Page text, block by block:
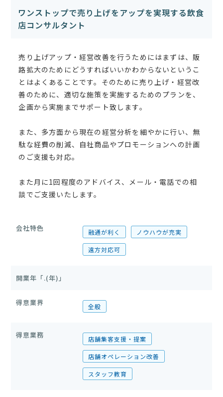
ワンストップで売り上げをアップを実現する飲食
店コンサルタント
売り上げアップ・経営改善を行うためにはまずは、販
路拡大のためにどうすればいいかわからないというこ
とはよくあることです。そのために売り上げ・経営改
善のために、適切な施策を実施するためのプランを、
企画から実施までサポート致します。
また、多方面から現在の経営分析を細やかに行い、無
駄な経費の削減、自社商品やプロモーションへの計画
のご支援も対応。
また月に1回程度のアドバイス、メール・電話での相
談でご支援いたします。
会社特色 融通が利く ノウハウが充実
遠方対応可
開業年「.(年)」
得意業界 全般
得意業務 店舗集客支援・提案
店舗オペレーション改善
スタッフ教育